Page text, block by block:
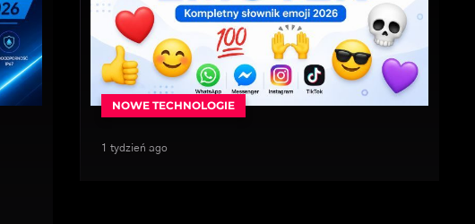
NOWE TECHNOLOGIE
1 tydzień ago